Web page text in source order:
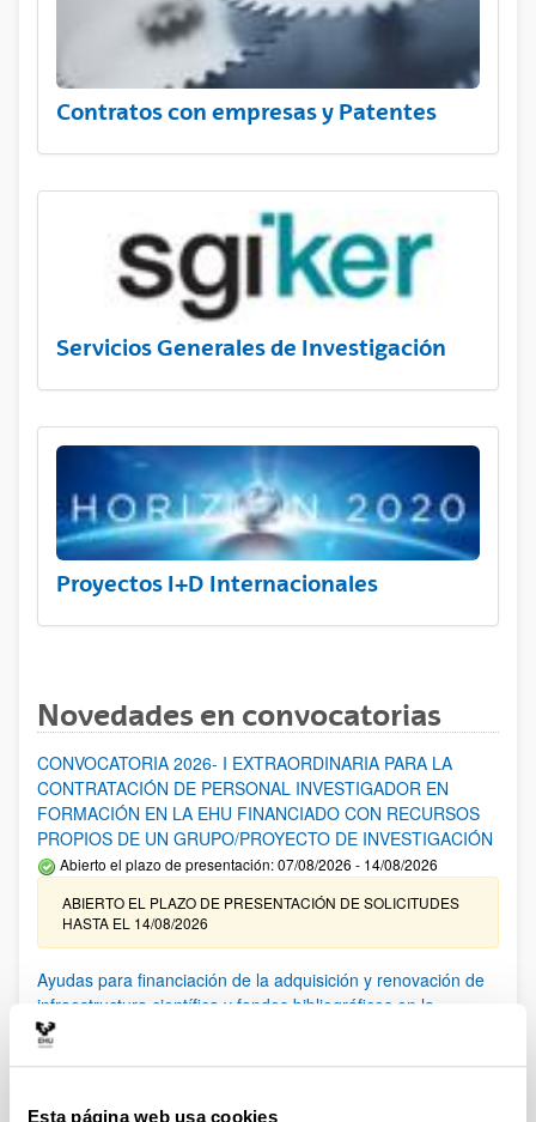
Esta página web usa cookies
Contratos con empresas y Patentes
Servicios Generales de Investigación
Proyectos I+D Internacionales
Novedades en convocatorias
CONVOCATORIA 2026- I EXTRAORDINARIA PARA LA
CONTRATACIÓN DE PERSONAL INVESTIGADOR EN
FORMACIÓN EN LA EHU FINANCIADO CON RECURSOS
PROPIOS DE UN GRUPO/PROYECTO DE INVESTIGACIÓN
Abierto el plazo de presentación: 07/08/2026 - 14/08/2026
ABIERTO EL PLAZO DE PRESENTACIÓN DE SOLICITUDES
HASTA EL 14/08/2026
Ayudas para financiación de la adquisición y renovación de
infraestructura científica y fondos bibliográficos en la
UPV/EHU 2026
solicitudes admitidas y excluidas. 23/03/2026: Relación